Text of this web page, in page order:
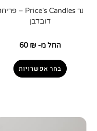
נר Price's Candles – פריחת
דובדבן
החל מ- 60₪
בחר אפשרויות